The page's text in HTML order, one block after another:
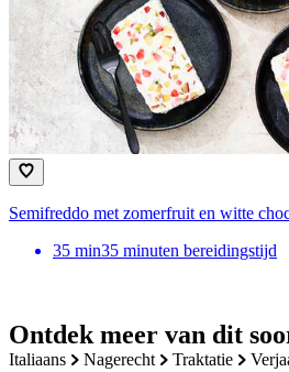
Ontdek meer van dit
italiaans nagerecht traktatie
Semifreddo met zomerfruit en witte
35 min35 minuten bereidingstijd